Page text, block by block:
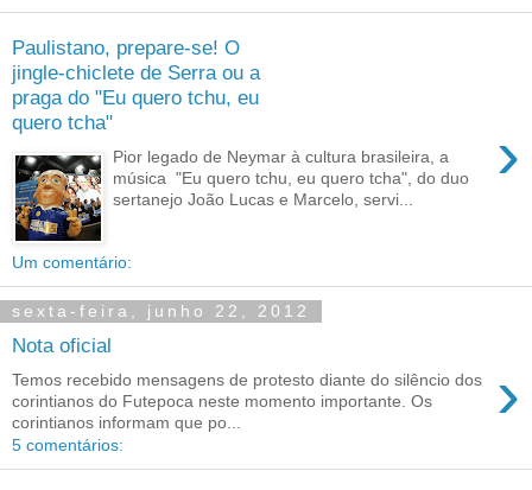
Paulistano, prepare-se! O
jingle-chiclete de Serra ou a
praga do "Eu quero tchu, eu
quero tcha"
›
Pior legado de Neymar à cultura brasileira, a
música "Eu quero tchu, eu quero tcha", do duo
sertanejo João Lucas e Marcelo, servi...
Um comentário:
sexta-feira, junho 22, 2012
Nota oficial
›
Temos recebido mensagens de protesto diante do silêncio dos
corintianos do Futepoca neste momento importante. Os
corintianos informam que po...
5 comentários: